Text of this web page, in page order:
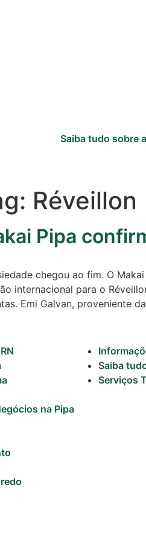
Saiba tudo sobre
Réveillon
Pipa
chegou ao fim. O
internacional para o
Emi Galvan, proveniente
na Pipa
Saiba
Serviços